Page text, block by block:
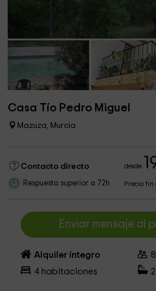
Casa Tío Pedro Miguel
Mazuza, Murcia
Contacto directo desde
Respuesta superior a 72h Precio fin
Enviar mensaje al
Alquiler íntegro 8
4 habitaciones 2